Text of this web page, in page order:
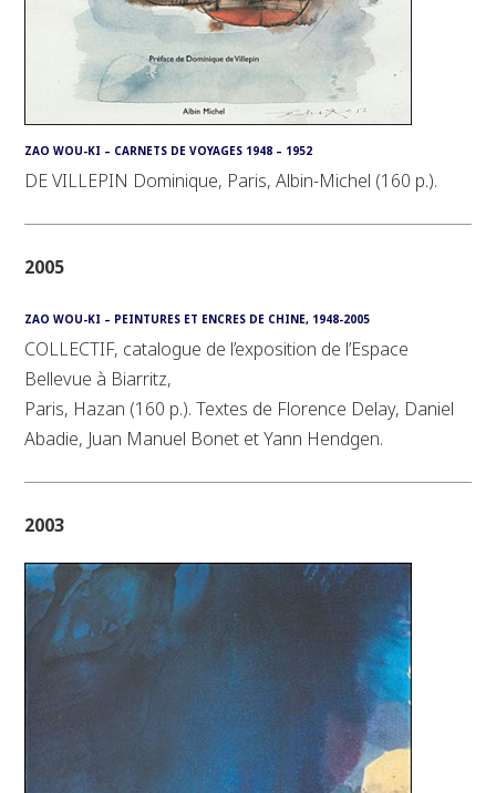
ZAO WOU-KI – CARNETS DE VOYAGES 1948 – 1952
DE VILLEPIN Dominique, Paris, Albin-Michel (160 p.).
2005
ZAO WOU-KI – PEINTURES ET ENCRES DE CHINE, 1948-2005
COLLECTIF, catalogue de l’exposition de l’Espace
Bellevue à Biarritz,
Paris, Hazan (160 p.). Textes de Florence Delay, Daniel
Abadie, Juan Manuel Bonet et Yann Hendgen.
2003